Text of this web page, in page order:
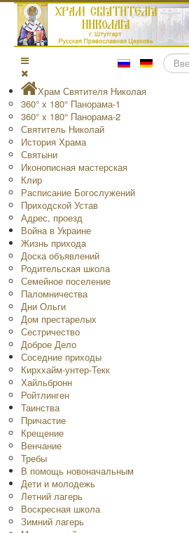
Поиск
Храм Святителя Николая
360° x 180° Панорама-1
360° x 180° Панорама-2
Святитель Николай
История Храма
Святыни
Иконописная мастерская
Клир
Расписание Богослужений
Приходской Устав
Адрес, проезд
Война в Украине
Жизнь прихода
Доска объявлений
Родительская школа
Семейное поселение
Паломничества
Дни Ольги
Дом престарелых
Сестричество
Доброе Дело
Соседние приходы
Кирххайм-унтер-Текк
Хайльбронн
Ройтлинген
Таинства
Причастие
Крещение
Венчание
Требы
В помощь новоначальным
Дети и молодежь
Летний лагерь
Воскресная школа
Зимний лагерь